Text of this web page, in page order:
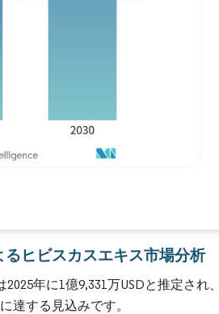
ヒビスカスエキス市場分析
年に1億9,331万USDと推定され
達する見込みです。